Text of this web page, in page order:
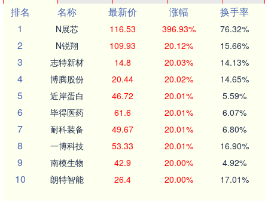
排名
名称 最新价 涨幅
换手率
1
N展芯 116.53 396.93% 76.32%
2 N锐翔 109.93 20.12% 15.66%
3 志特新材 14.8 20.03% 14.13%
4 博腾股份 20.44 20.02% 14.65%
5 近岸蛋白 46.72 20.01% 5.59%
6 毕得医药 61.6 20.01% 6.07%
7 耐科装备 49.67 20.01% 6.80%
8 一博科技 53.33 20.01% 16.90%
9 南模生物 42.9 20.00% 4.92%
10 朗特智能 26.4 20.00% 17.01%